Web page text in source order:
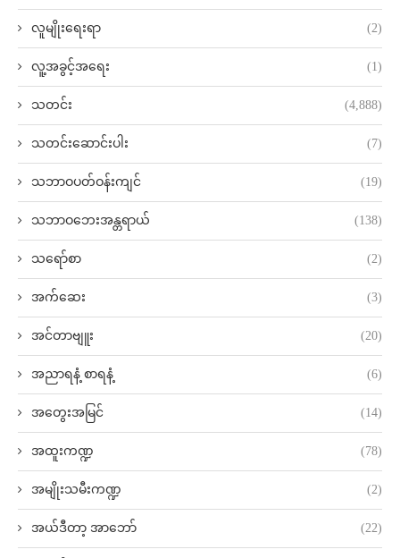
လူမျိုးရေးရာ (2)
လူ့အခွင့်အရေး (1)
သတင်း (4,888)
သတင်းဆောင်းပါး (7)
သဘာဝပတ်ဝန်းကျင် (19)
သဘာဝဘေးအန္တရာယ် (138)
သရော်စာ (2)
အက်ဆေး (3)
အင်တာဗျူး (20)
အညာရနံ့ စာရနံ့ (6)
အတွေးအမြင် (14)
အထူးကဏ္ဍ (78)
အမျိုးသမီးကဏ္ဍ (2)
အယ်ဒီတာ့ အာဘော် (22)